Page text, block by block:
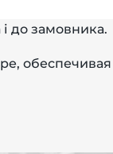
до замовника.
обеспечивая